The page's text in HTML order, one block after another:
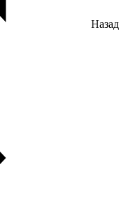
Назад